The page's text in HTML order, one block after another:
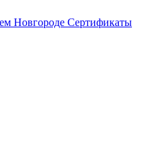
Новгороде Сертификаты